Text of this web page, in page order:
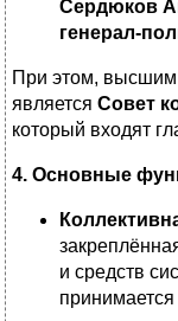
Сердюков
генерал-
При этом, высшим
является Совет
который входят
4. Основные
и средств